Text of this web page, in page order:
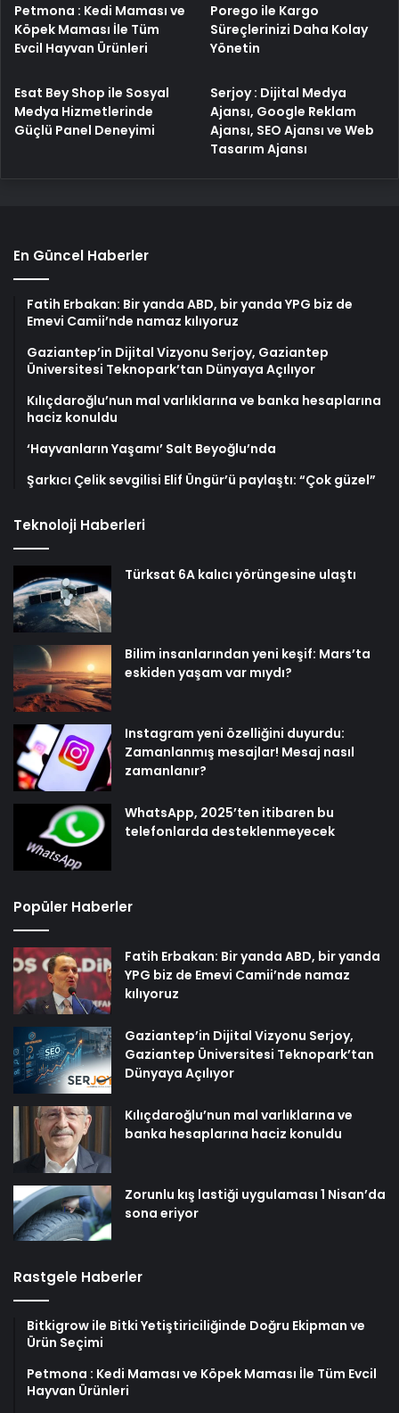
Petmona : Kedi Maması ve
Köpek Maması İle Tüm
Evcil Hayvan Ürünleri
Porego ile Kargo
Süreçlerinizi Daha Kolay
Yönetin
Esat Bey Shop ile Sosyal
Medya Hizmetlerinde
Güçlü Panel Deneyimi
Serjoy : Dijital Medya
Ajansı, Google Reklam
Ajansı, SEO Ajansı ve Web
Tasarım Ajansı
En Güncel Haberler
Fatih Erbakan: Bir yanda ABD, bir yanda YPG biz de
Emevi Camii’nde namaz kılıyoruz
Gaziantep’in Dijital Vizyonu Serjoy, Gaziantep
Üniversitesi Teknopark’tan Dünyaya Açılıyor
Kılıçdaroğlu’nun mal varlıklarına ve banka hesaplarına
haciz konuldu
‘Hayvanların Yaşamı’ Salt Beyoğlu’nda
Şarkıcı Çelik sevgilisi Elif Üngür’ü paylaştı: “Çok güzel”
Teknoloji Haberleri
Türksat 6A kalıcı yörüngesine ulaştı
Bilim insanlarından yeni keşif: Mars’ta
eskiden yaşam var mıydı?
Instagram yeni özelliğini duyurdu:
Zamanlanmış mesajlar! Mesaj nasıl
zamanlanır?
WhatsApp, 2025’ten itibaren bu
telefonlarda desteklenmeyecek
Popüler Haberler
Fatih Erbakan: Bir yanda ABD, bir yanda
YPG biz de Emevi Camii’nde namaz
kılıyoruz
Gaziantep’in Dijital Vizyonu Serjoy,
Gaziantep Üniversitesi Teknopark’tan
Dünyaya Açılıyor
Kılıçdaroğlu’nun mal varlıklarına ve
banka hesaplarına haciz konuldu
Zorunlu kış lastiği uygulaması 1 Nisan’da
sona eriyor
Rastgele Haberler
Bitkigrow ile Bitki Yetiştiriciliğinde Doğru Ekipman ve
Ürün Seçimi
Petmona : Kedi Maması ve Köpek Maması İle Tüm Evcil
Hayvan Ürünleri